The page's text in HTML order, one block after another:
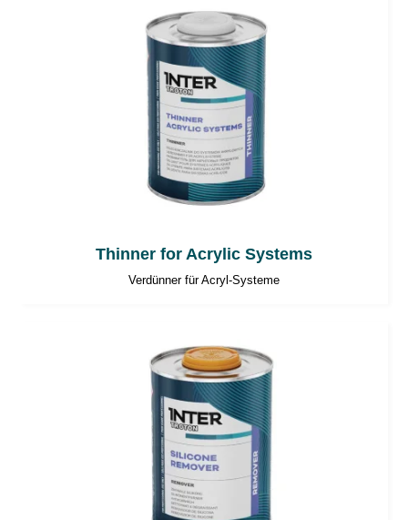
Thinner for Acrylic Systems
Verdünner für Acryl-Systeme